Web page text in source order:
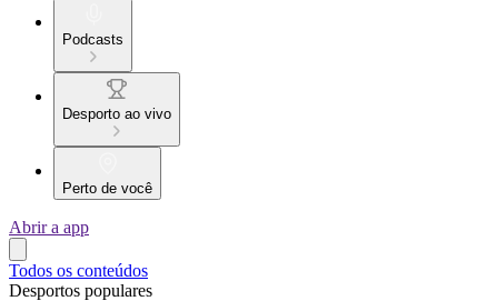
Podcasts
Desporto ao vivo
Perto de você
Abrir a app
Todos os conteúdos
Desportos populares